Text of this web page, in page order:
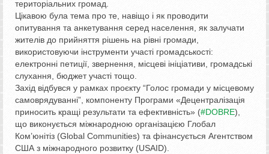
територіальних громад.
Цікавою була тема про те, навіщо і як проводити
опитування та анкетування серед населення, як залучати
жителів до прийняття рішень на рівні громади,
використовуючи інструменти участі громадськості:
електронні петиції, звернення, місцеві ініціативи, громадські
слухання, бюджет участі тощо.
Захід відбувся у рамках проєкту “Голос громади у місцевому
самоврядуванні”, компоненту Програми «Децентралізація
приносить кращі результати та ефективність» (#DOBRE),
що виконується міжнародною організацією Глобал
Ком’юнітіз (Global Communities) та фінансується Агентством
США з міжнародного розвитку (USAID).